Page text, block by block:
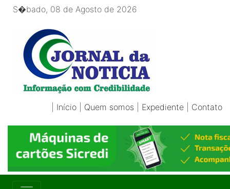
S�bado, 08 de Agosto de 2026
Início Quem somos Expediente Contato